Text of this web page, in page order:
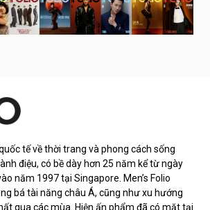
tế về thời trang và phong cách sống
điệu, có bề dày hơn 25 năm kể từ ngày
năm 1997 tại Singapore. Men’s Folio
bá tài năng châu Á, cũng như xu hướng
qua các mùa. Hiện ấn phẩm đã có mặt tại